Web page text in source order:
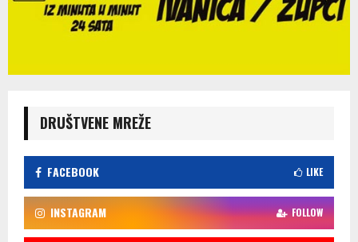
DRUŠTVENE MREŽE
FACEBOOK LIKE
INSTAGRAM FOLLOW